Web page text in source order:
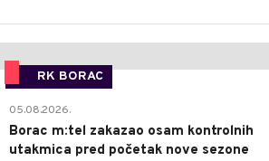
RK BORAC
05.08.2026.
Borac m:tel zakazao osam kontrolnih
utakmica pred početak nove sezone